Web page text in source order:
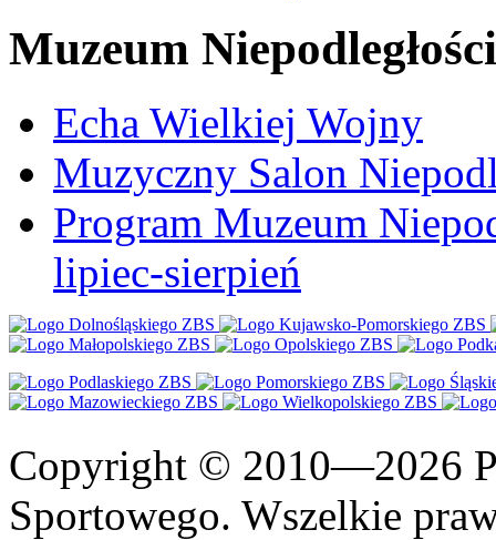
Muzeum Niepodległości
Echa Wielkiej Wojny
Muzyczny Salon
Program Muzeum
lipiec-sierpień
Copyright © 2010—2026
Sportowego. Wszelkie